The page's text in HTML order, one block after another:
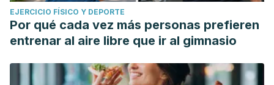
EJERCICIO FÍSICO Y DEPORTE
Por qué cada vez más personas prefieren
entrenar al aire libre que ir al gimnasio